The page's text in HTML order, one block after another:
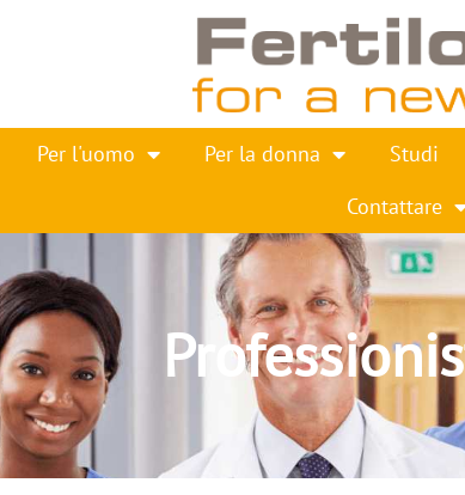
Per l'uomo Per la donna Studi
Contattare